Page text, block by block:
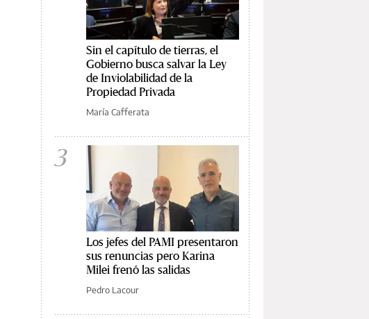
Sin el capítulo de tierras, el
Gobierno busca salvar la Ley
de Inviolabilidad de la
Propiedad Privada
María Cafferata
3
Los jefes del PAMI presentaron
sus renuncias pero Karina
Milei frenó las salidas
Pedro Lacour